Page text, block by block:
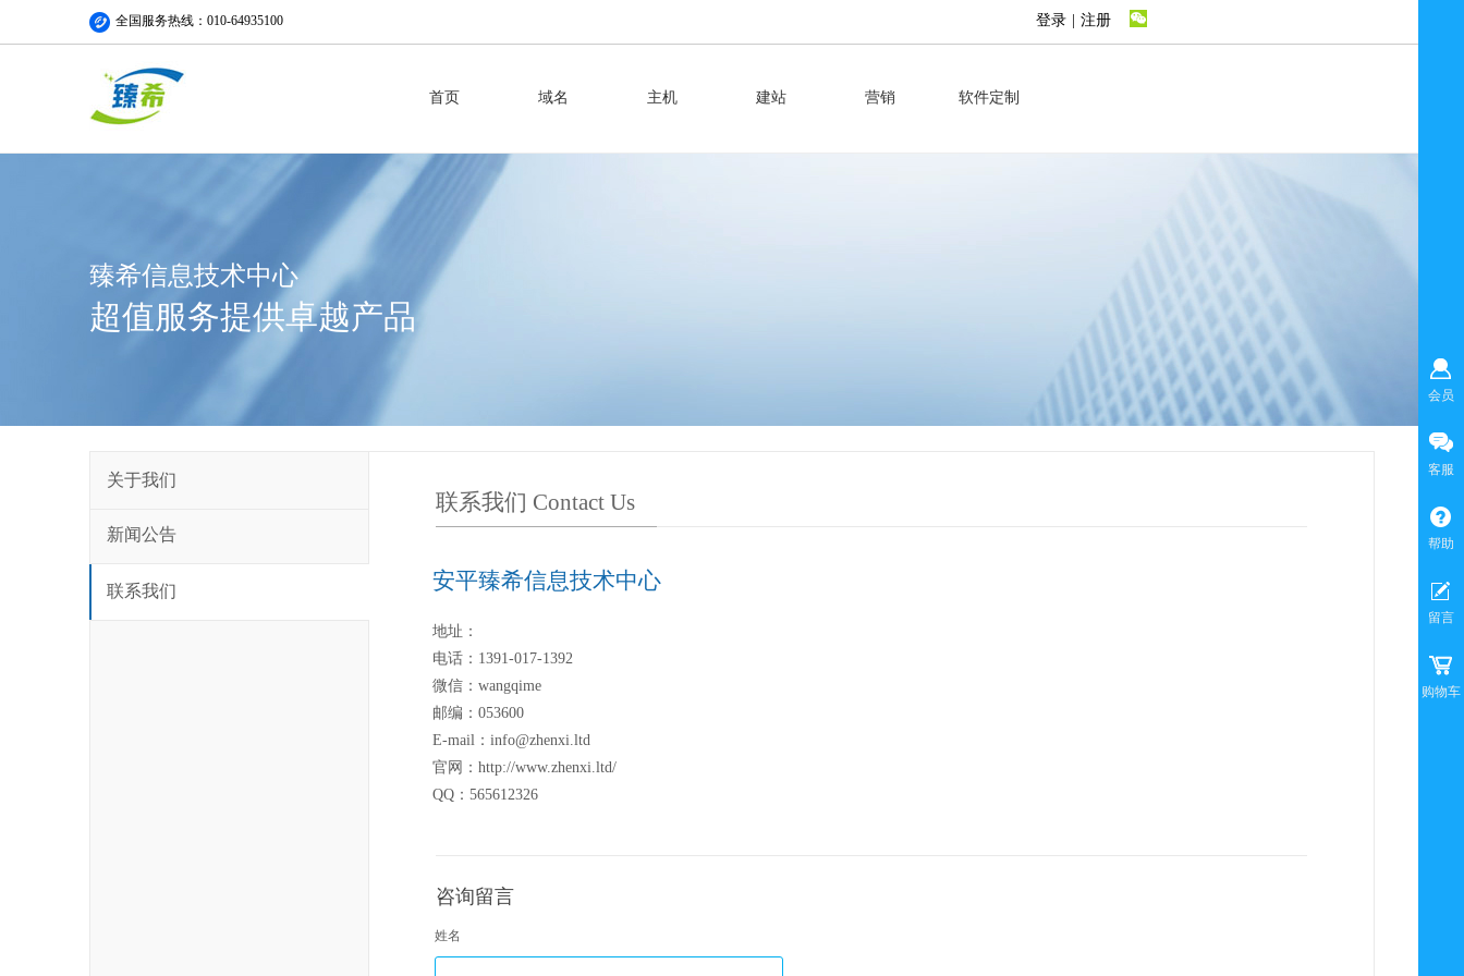
全国服务热线：010-64935100 登录 注册
首页 域名 主机 建站 营销 软件定制
臻希信息技术中心
超值服务提供卓越产品
关于我们
联系我们 Contact Us
新闻公告
安平臻希信息技术中心
地址：
电话：1391-017-1392
微信：wangqime
邮编：053600
E-mail：info@zhenxi.ltd
官网：http://www.zhenxi.ltd/
QQ：565612326
联系我们
咨询留言
姓名
会员
客服
帮助
留言
购物车